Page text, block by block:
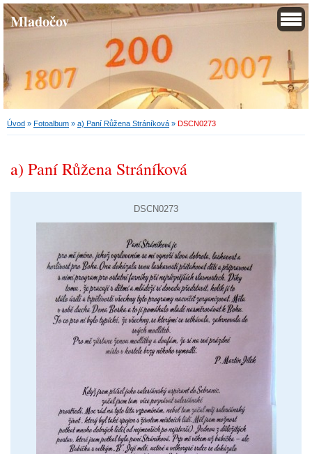
Mladočov
Úvod » Fotoalbum » a) Paní Růžena Stráníková » DSCN0273
a) Paní Růžena Stráníková
DSCN0273